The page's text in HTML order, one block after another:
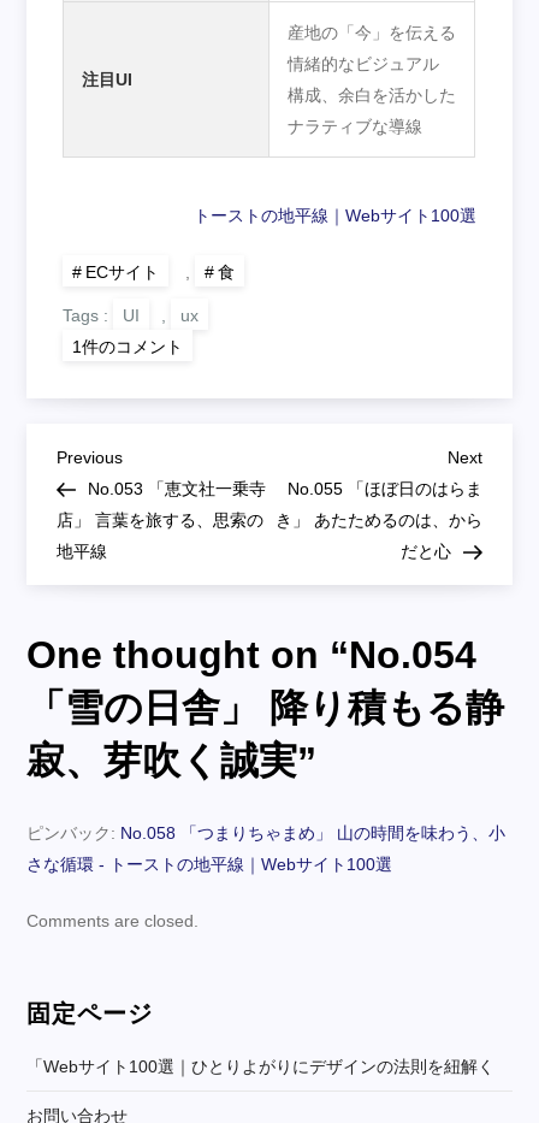
注目UI
産地の「今」を伝える
情緒的なビジュアル
構成、余白を活かした
ナラティブな導線
トーストの地平線｜Webサイト100選
ECサイト 食
Tags : UI
ux
No.054
「雪
日
り
も
る
静
寂、
吹
実
へ
の
1件のコメント
投
稿
ナ
ビ
ゲ
ー
ョ
ン
Previous
Post
Previous
No.053 「恵文社一乗寺
店」 言葉を旅する、思索の
地平線
Next
Next
No.055 「ほぼ日のはらま
き」 あたためるのは、から
だと心
One thought on “No.054
「雪の日舎」 降り積もる静
寂、芽吹く誠実”
ピンバック: No.058 「つまりちゃまめ」 山の時間を味わう、小
さな循環 - トーストの地平線｜Webサイト100選
Comments are closed.
固定ページ
「webサイト100選｜ひとりよがりにデザインの法則を紐解く
お問い合わせ